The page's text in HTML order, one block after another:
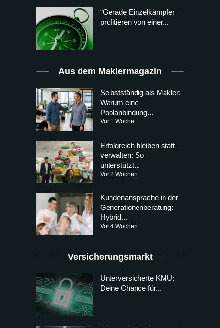
“Gerade Einzelkämpfer
profitieren von einer...
Aus dem Maklermagazin
Selbstständig als Makler:
Warum eine
Poolanbindung...
Vor 1 Woche
Erfolgreich bleiben statt
verwalten: So
unterstützt...
Vor 2 Wochen
Kundenansprache in der
Generationenberatung:
Hybrid...
Vor 4 Wochen
Versicherungsmarkt
Unterversicherte KMU:
Deine Chance für...